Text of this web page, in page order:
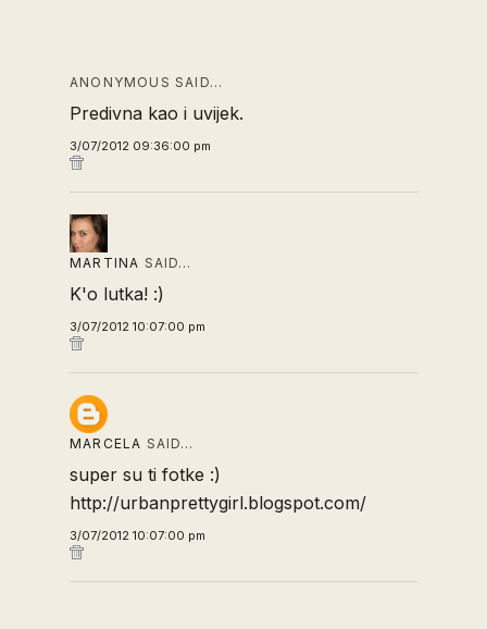
ANONYMOUS SAID…
Predivna kao i uvijek.
3/07/2012 09:36:00 pm
MARTINA SAID…
K'o lutka! :)
3/07/2012 10:07:00 pm
MARCELA SAID…
super su ti fotke :)
http://urbanprettygirl.blogspot.com/
3/07/2012 10:07:00 pm